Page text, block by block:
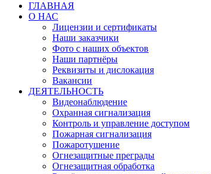
ГЛАВНАЯ
О НАС
Лицензии и сертификаты
Наши заказчики
Фото с наших объектов
Наши партнёры
Реквизиты и дислокация
Вакансии
ДЕЯТЕЛЬНОСТЬ
Видеонаблюдение
Охранная сигнализация
Контроль и управление доступом
Пожарная сигнализация
Пожаротушение
Огнезащитные преграды
Огнезащитная обработка